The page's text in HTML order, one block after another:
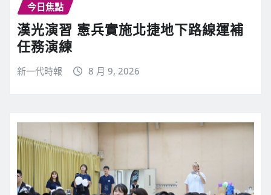
今日焦點
漢光演習 憲兵實施北捷地下路線運補
任務演練
新一代時報 8 月 9, 2026